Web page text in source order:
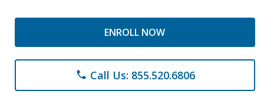
ENROLL NOW
phone Call Us: 855.520.6806